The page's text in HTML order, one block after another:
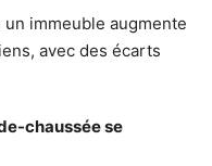
un immeuble augmente
avec des écarts
chaussée se